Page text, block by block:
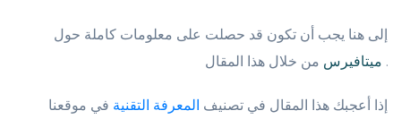
إلى هنا يجب أن تكون قد حصلت على معلومات كاملة حول
ميتافيرس من خلال هذا المقال .
إذا أعجبك هذا المقال في تصنيف المعرفة التقنية في موقعنا